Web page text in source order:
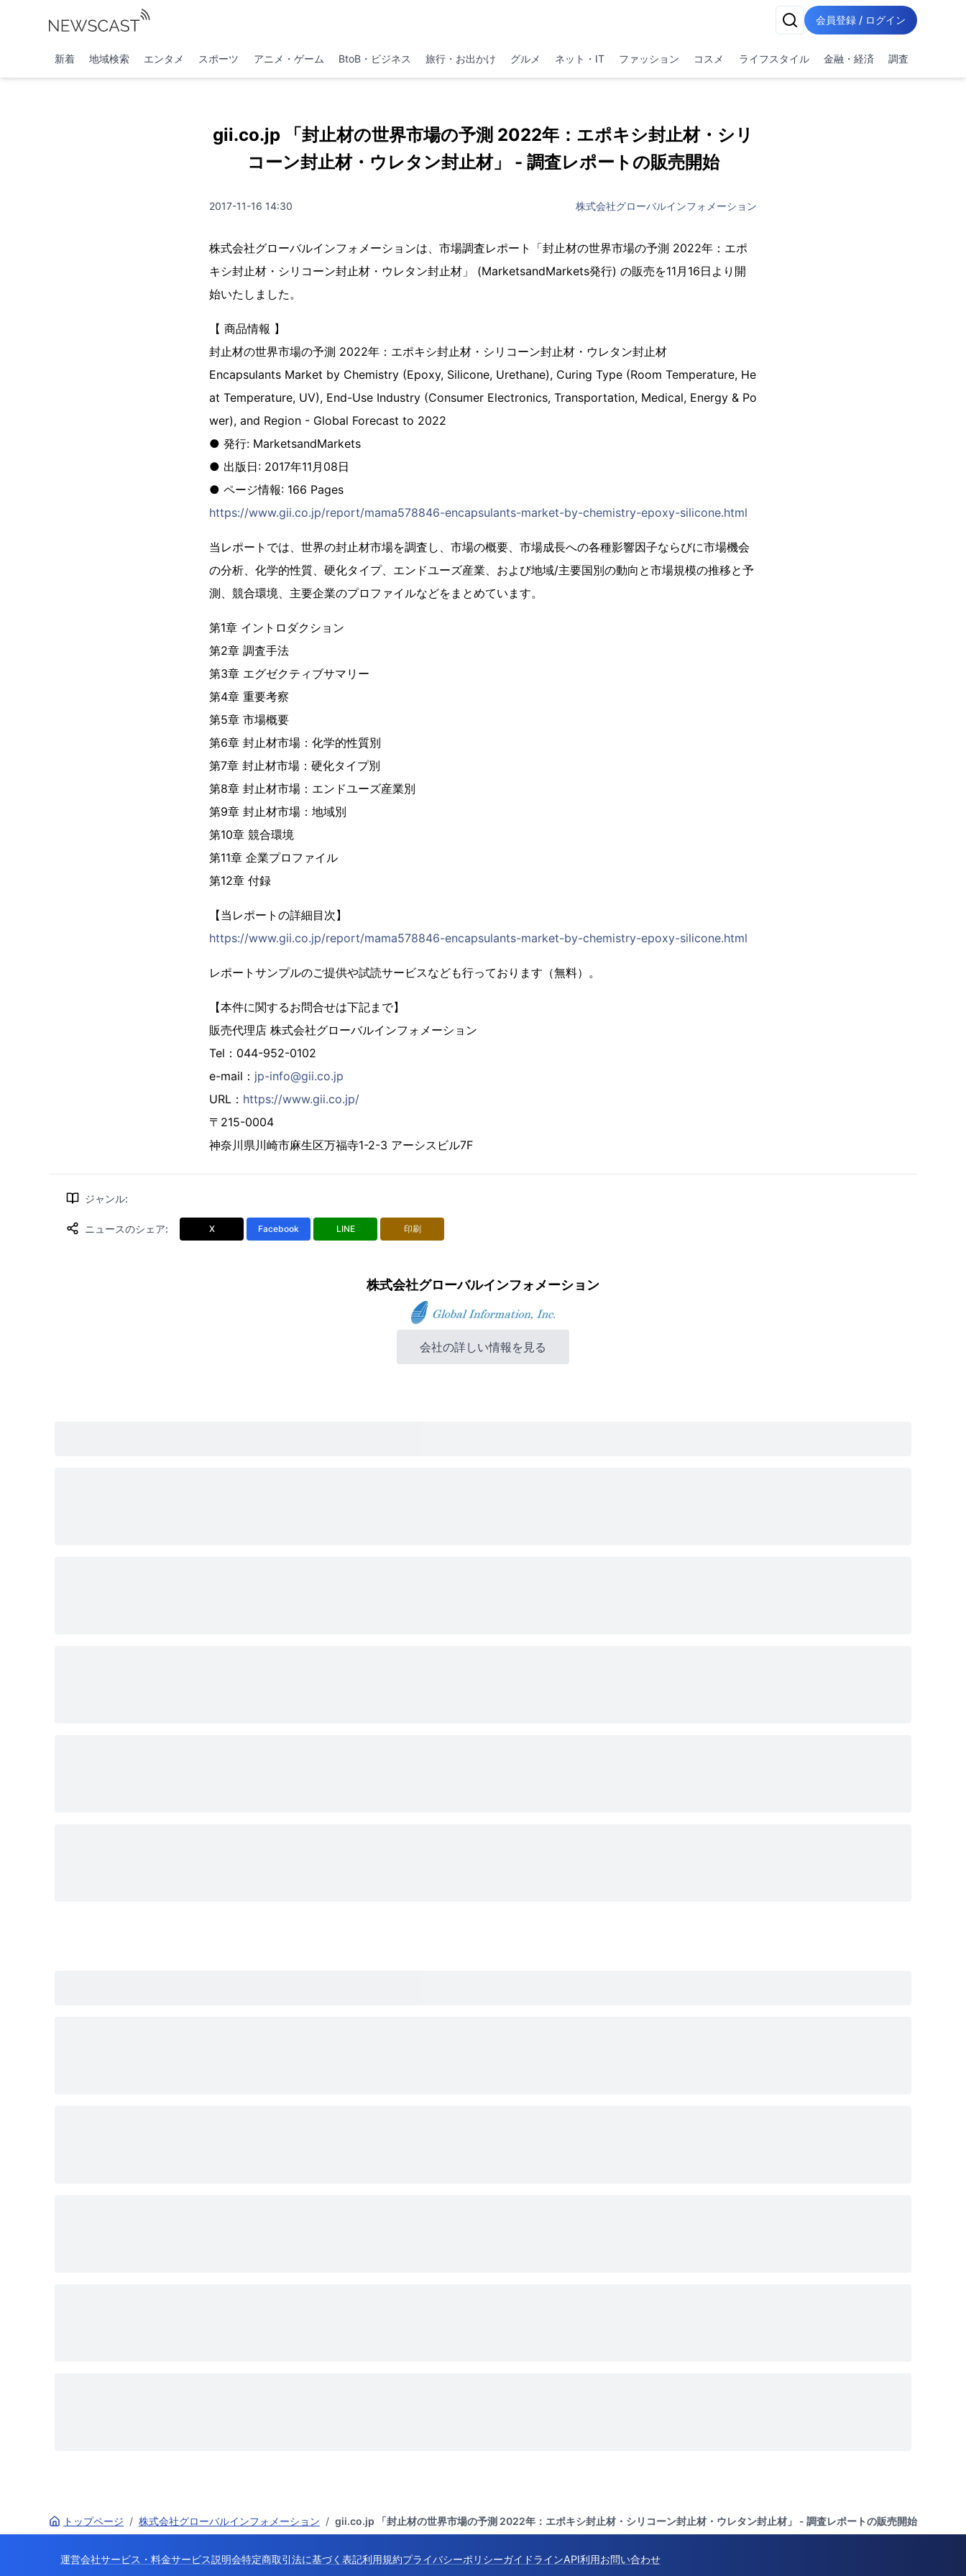
会員登録 / ログイン
新着 地域検索 エンタメ スポーツ アニメ・ゲーム BtoB・ビジネス 旅行・お出かけ グルメ ネット・IT ファッション コスメ ライフスタイル 金融・経済 調査
gii.co.jp 「封止材の世界市場の予測 2022年：エポキシ封止材・シリ
コーン封止材・ウレタン封止材」 - 調査レポートの販売開始
2017-11-16 14:30 株式会社グローバルインフォメーション
株式会社グローバルインフォメーションは、市場調査レポート「封止材の世界市場の予測 2022年：エポ
キシ封止材・シリコーン封止材・ウレタン封止材」 (MarketsandMarkets発行) の販売を11月16日より開
始いたしました。
【 商品情報 】
封止材の世界市場の予測 2022年：エポキシ封止材・シリコーン封止材・ウレタン封止材
Encapsulants Market by Chemistry (Epoxy, Silicone, Urethane), Curing Type (Room Temperature, He
at Temperature, UV), End-Use Industry (Consumer Electronics, Transportation, Medical, Energy & Po
wer), and Region - Global Forecast to 2022
● 発行: MarketsandMarkets
● 出版日: 2017年11月08日
● ページ情報: 166 Pages
https://www.gii.co.jp/report/mama578846-encapsulants-market-by-chemistry-epoxy-silicone.html
当レポートでは、世界の封止材市場を調査し、市場の概要、市場成長への各種影響因子ならびに市場機会
の分析、化学的性質、硬化タイプ、エンドユーズ産業、および地域/主要国別の動向と市場規模の推移と予
測、競合環境、主要企業のプロファイルなどをまとめています。
第1章 イントロダクション
第2章 調査手法
第3章 エグゼクティブサマリー
第4章 重要考察
第5章 市場概要
第6章 封止材市場：化学的性質別
第7章 封止材市場：硬化タイプ別
第8章 封止材市場：エンドユーズ産業別
第9章 封止材市場：地域別
第10章 競合環境
第11章 企業プロファイル
第12章 付録
【当レポートの詳細目次】
https://www.gii.co.jp/report/mama578846-encapsulants-market-by-chemistry-epoxy-silicone.html
レポートサンプルのご提供や試読サービスなども行っております（無料）。
【本件に関するお問合せは下記まで】
販売代理店 株式会社グローバルインフォメーション
Tel：044-952-0102
e-mail： jp-info@gii.co.jp
URL： https://www.gii.co.jp/
〒215-0004
神奈川県川崎市麻生区万福寺1-2-3 アーシスビル7F
ジャンル:
ニュースのシェア: X Facebook LINE 印刷
株式会社グローバルインフォメーション
会社の詳しい情報を見る
トップページ / 株式会社グローバルインフォメーション / gii.co.jp 「封止材の世界市場の予測 2022年：エポキシ封止材・シリコーン封止材・ウレタン封止材」 - 調査レポートの販売開始
運営会社サービス・料金サービス説明会特定商取引法に基づく表記利用規約プライバシーポリシーガイドラインAPI利用お問い合わせ